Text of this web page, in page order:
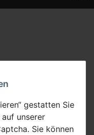
gestatten Sie
unserer
Sie können